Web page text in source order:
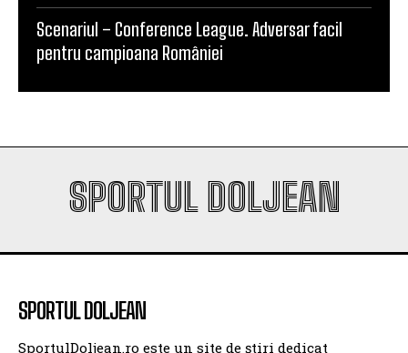
Scenariul – Conference League. Adversar facil
pentru campioana României
SPORTUL DOLJEAN
SPORTUL DOLJEAN
SportulDoljean.ro este un site de știri dedicat